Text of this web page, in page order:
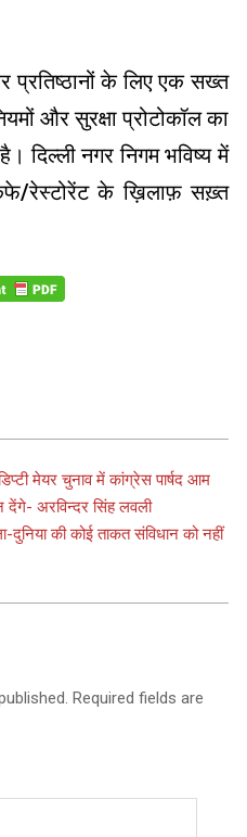
प्रतिष्ठानों के लिए एक सख्त
और सुरक्षा प्रोटोकॉल का
दिल्ली नगर निगम भविष्य में
रेस्टोरेंट के ख़िलाफ़ सख़्त
मेयर चुनाव में कांग्रेस पार्षद आम
देंगे- अरविन्दर सिंह लवली
दुनिया की कोई ताकत संविधान को नहीं
Required fields are